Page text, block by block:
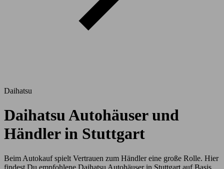
Daihatsu
Daihatsu Autohäuser und
Händler in Stuttgart
Beim Autokauf spielt Vertrauen zum Händler eine große Rolle. Hier
findest Du empfohlene Daihatsu Autohäuser in Stuttgart auf Basis